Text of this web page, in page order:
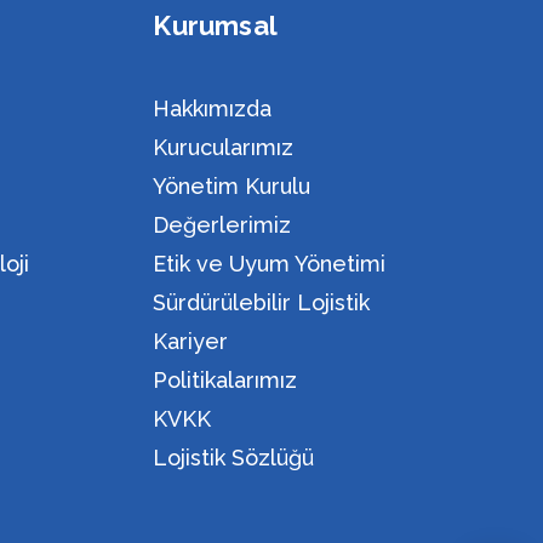
Kurumsal
Hakkımızda
Kurucularımız
Yönetim Kurulu
Değerlerimiz
Etik ve Uyum Yönetimi
Sürdürülebilir Lojistik
Kariyer
Politikalarımız
KVKK
Lojistik Sözlüğü